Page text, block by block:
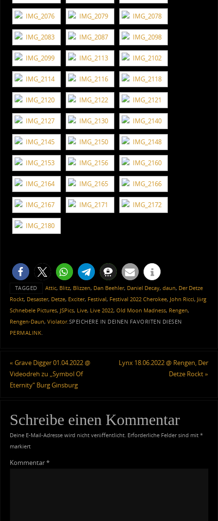
TAGGED Attic, Blitz, Blizzen, Dan Beehler, Daniel Decay, daun, Der Detze
Rockt, Desaster, Detze, Exciter, Festival, Festival 2022 Cherokee, John Ricci, Jörg
Schnebele Pictures, JSPics, Live, Live 2022, Old Moon Madness, Rengen,
Rengen-Daun, Violator. SPEICHERE IN DEINEN FAVORITEN DIESEN
PERMALINK
« Grave Digger 01.04.2022 @
Videodreh zu „Symbol Of
Eternity“ Burg Ginsburg
Lynx 18.06.2022 @ Rengen, Der
Detze Rockt»
Schreibe einen Kommentar
Deine E-Mail-Adresse wird nicht veröffentlicht. Erforderliche Felder sind mit *
markiert
Kommentar*